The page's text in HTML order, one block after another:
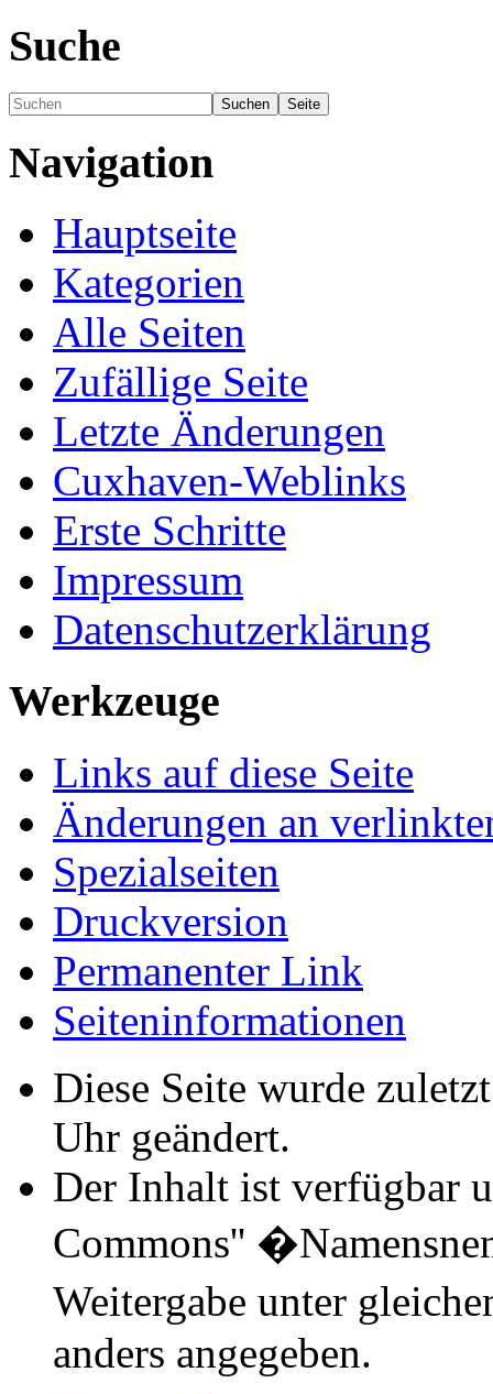
Suche
Navigation
Hauptseite
Kategorien
Alle Seiten
Zufällige Seite
Letzte Änderungen
Cuxhaven-Weblinks
Erste Schritte
Impressum
Datenschutzerklärung
Werkzeuge
Links auf diese Seite
Änderungen an
Spezialseiten
Druckversion
Permanenter Link
Seiten­informationen
Diese Seite wurde
Uhr geändert.
Der Inhalt ist verfügbar
Commons''
Weitergabe unter
anders angegeben.